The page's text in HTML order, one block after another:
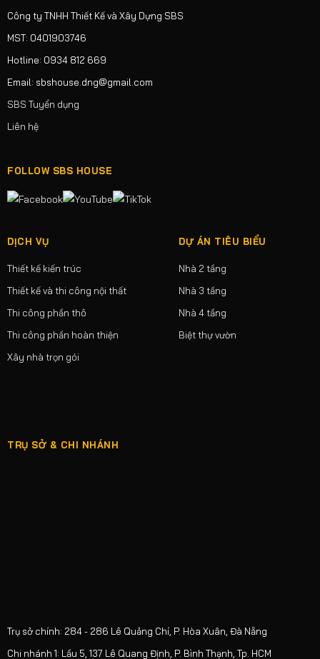
Công ty TNHH Thiết Kế và Xây Dựng SBS
MST: 0401903746
Hotline: 0934 812 669
Email: sbshouse.dng@gmail.com
SBS Tuyển dụng
Liên hệ
FOLLOW SBS HOUSE
DỊCH VỤ
Thiết kế kiến trúc
Thiết kế và thi công nội thất
Thi công phần thô
Thi công phần hoàn thiện
Xây nhà trọn gói
DỰ ÁN TIÊU BIỂU
Nhà 2 tầng
Nhà 3 tầng
Nhà 4 tầng
Biệt thự vườn
TRỤ SỞ & CHI NHÁNH
Trụ sở chính: 284 - 286 Lê Quảng Chí, P. Hòa Xuân, Đà Nẵng
Chi nhánh 1: Lầu 5, 137 Lê Quang Định, P. Bình Thạnh, Tp. HCM